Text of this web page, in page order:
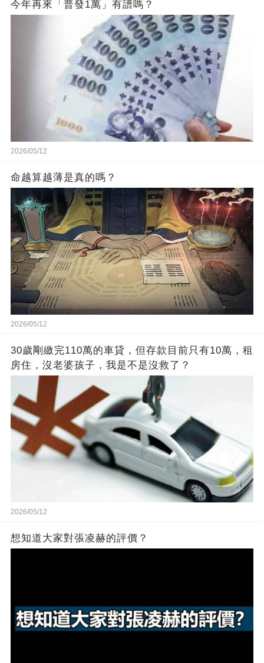
今年再來「普發1萬」有譜嗎？
2026/05/12
命越算越薄是真的嗎？
2026/05/12
30歲剛繳完110萬的車貸，但存款目前只有10萬，租
房住，沒老婆孩子，我是不是沒救了？
2026/05/12
想知道大家對張凌赫的評價？